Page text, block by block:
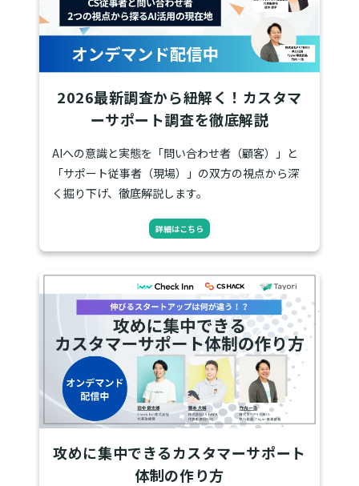
2026最新調査から紐解く！カスタマ
ーサポート調査を徹底解説
AIへの意識と実態を「問い合わせ者（顧客）」と
「サポート従事者（現場）」の双方の視点から深
く掘り下げ、徹底解説します。
詳細はこちら
攻めに集中できるカスタマーサポート
体制の作り方